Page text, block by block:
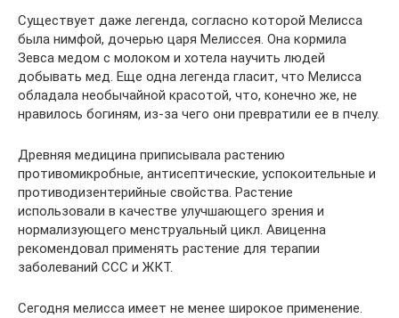
Существует даже легенда, согласно которой Мелисса
была нимфой, дочерью царя Мелиссея. Она кормила
Зевса медом с молоком и хотела научить людей
добывать мед. Еще одна легенда гласит, что Мелисса
обладала необычайной красотой, что, конечно же, не
нравилось богиням, из-за чего они превратили ее в пчелу.
Древняя медицина приписывала растению
противомикробные, антисептические, успокоительные и
противодизентерийные свойства. Растение
использовали в качестве улучшающего зрения и
нормализующего менструальный цикл. Авиценна
рекомендовал применять растение для терапии
заболеваний ССС и ЖКТ.
Сегодня мелисса имеет не менее широкое применение.